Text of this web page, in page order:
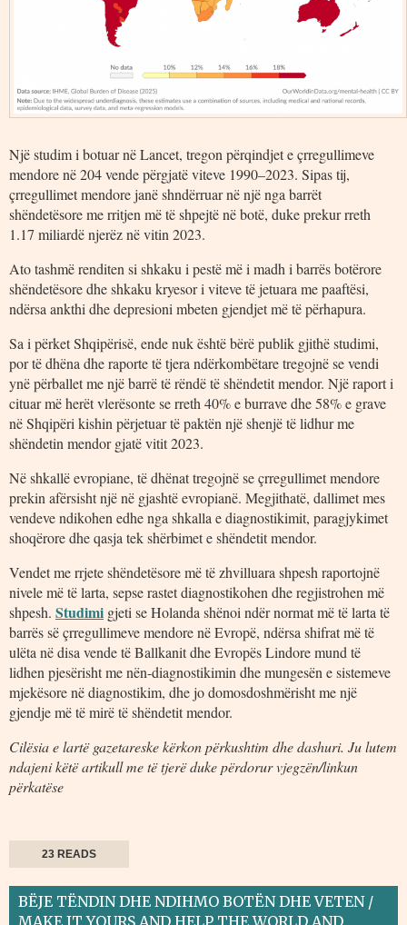
Një studim i botuar në Lancet, tregon përqindjet e çrregullimeve
mendore në 204 vende përgjatë viteve 1990–2023. Sipas tij,
çrregullimet mendore janë shndërruar në një nga barrët
shëndetësore me rritjen më të shpejtë në botë, duke prekur rreth
1.17 miliardë njerëz në vitin 2023.
Ato tashmë renditen si shkaku i pestë më i madh i barrës botërore
shëndetësore dhe shkaku kryesor i viteve të jetuara me paaftësi,
ndërsa ankthi dhe depresioni mbeten gjendjet më të përhapura.
Sa i përket Shqipërisë, ende nuk është bërë publik gjithë studimi,
por të dhëna dhe raporte të tjera ndërkombëtare tregojnë se vendi
ynë përballet me një barrë të rëndë të shëndetit mendor. Një raport i
cituar më herët vlerësonte se rreth 40% e burrave dhe 58% e grave
në Shqipëri kishin përjetuar të paktën një shenjë të lidhur me
shëndetin mendor gjatë vitit 2023.
Në shkallë evropiane, të dhënat tregojnë se çrregullimet mendore
prekin afërsisht një në gjashtë evropianë. Megjithatë, dallimet mes
vendeve ndikohen edhe nga shkalla e diagnostikimit, paragjykimet
shoqërore dhe qasja tek shërbimet e shëndetit mendor.
Vendet me rrjete shëndetësore më të zhvilluara shpesh raportojnë
nivele më të larta, sepse rastet diagnostikohen dhe regjistrohen më
shpesh. Studimi gjeti se Holanda shënoi ndër normat më të larta të
barrës së çrregullimeve mendore në Evropë, ndërsa shifrat më të
ulëta në disa vende të Ballkanit dhe Evropës Lindore mund të
lidhen pjesërisht me nën-diagnostikimin dhe mungesën e sistemeve
mjekësore në diagnostikim, dhe jo domosdoshmërisht me një
gjendje më të mirë të shëndetit mendor.
Cilësia e lartë gazetareske kërkon përkushtim dhe dashuri. Ju lutem
ndajeni këtë artikull me të tjerë duke përdorur vjegzën/linkun
përkatëse
23 READS
BËJE TËNDIN DHE NDIHMO BOTËN DHE VETEN /
MAKE IT YOURS AND HELP THE WORLD AND